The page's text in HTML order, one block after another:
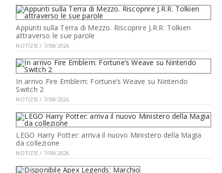
Appunti sulla Terra di Mezzo. Riscoprire J.R.R. Tolkien
attraverso le sue parole
NOTIZIE / 7/08/2026
In arrivo Fire Emblem: Fortune’s Weave su Nintendo
Switch 2
NOTIZIE / 7/08/2026
LEGO Harry Potter: arriva il nuovo Ministero della Magia
da collezione
NOTIZIE / 7/08/2026